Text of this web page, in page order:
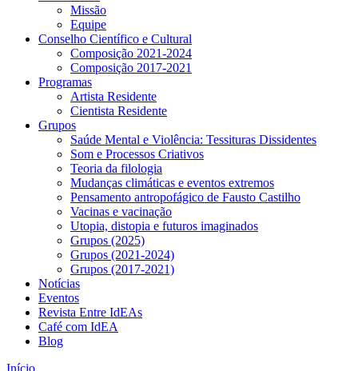
Missão
Equipe
Conselho Científico e Cultural
Composição 2021-2024
Composição 2017-2021
Programas
Artista Residente
Cientista Residente
Grupos
Saúde Mental e Violência: Tessituras Dissidentes
Som e Processos Criativos
Teoria da filologia
Mudanças climáticas e eventos extremos
Pensamento antropofágico de Fausto Castilho
Vacinas e vacinação
Utopia, distopia e futuros imaginados
Grupos (2025)
Grupos (2021-2024)
Grupos (2017-2021)
Notícias
Eventos
Revista Entre IdEAs
Café com IdEA
Blog
Início